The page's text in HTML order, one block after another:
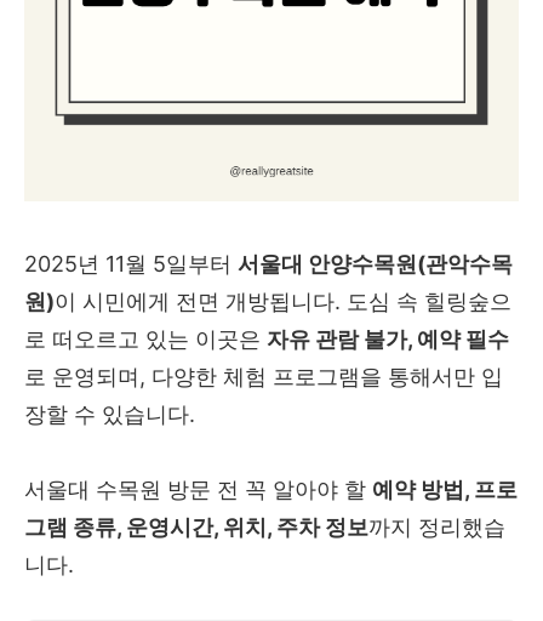
2025년 11월 5일부터 서울대 안양수목원(관악수목
원)이 시민에게 전면 개방됩니다. 도심 속 힐링숲으
로 떠오르고 있는 이곳은 자유 관람 불가, 예약 필수
로 운영되며, 다양한 체험 프로그램을 통해서만 입
장할 수 있습니다.
서울대 수목원 방문 전 꼭 알아야 할 예약 방법, 프로
그램 종류, 운영시간, 위치, 주차 정보까지 정리했습
니다.